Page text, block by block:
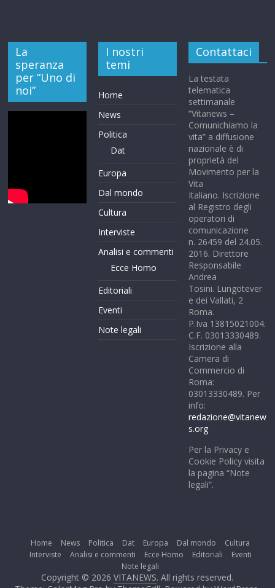
La
speranza
per “Uno di
noi”
I nostri
temi
Home
News
Politica
Dat
Europa
Dal mondo
Cultura
Interviste
Analisi e commenti
Ecce Homo
Editoriali
Eventi
Note legali
Contattaci
La testata
telematica
settimanale
“Vitanews –
Comunichiamo la
vita” a diffusione
nazionale è di
proprietà del
Movimento per la
Vita
Italiano. Iscrizione
al Registro degli
operatori di
comunicazione
n. 26459 del 24.05.
2016. Direttore
Responsabile
Andrea
Tosini. Lungotever
e dei Vallati, 2
Roma.
P.Iva 13815021004.
C.F. 03013330489.
Iscrizione alla
Camera di
Commercio di
Roma:
03013330489. Per
info:
redazione@vitanew
s.org
Per la Privacy e
Cookie Policy visita
la pagina “Note
legali”.
Home News Politica Dat Europa Dal mondo
Cultura
Interviste
Analisi e commenti Ecce Homo Editoriali
Eventi
Note legali
Copyright © 2026VITANEWS. All rights reserved.